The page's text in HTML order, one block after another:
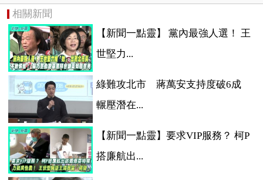
相關新聞
【新聞一點靈】​ 黨內最強人選！ 王
世堅力...
綠難攻北市 蔣萬安支持度破6成
輾壓潛在...
【新聞一點靈】要求VIP服務？ 柯P
搭廉航出...